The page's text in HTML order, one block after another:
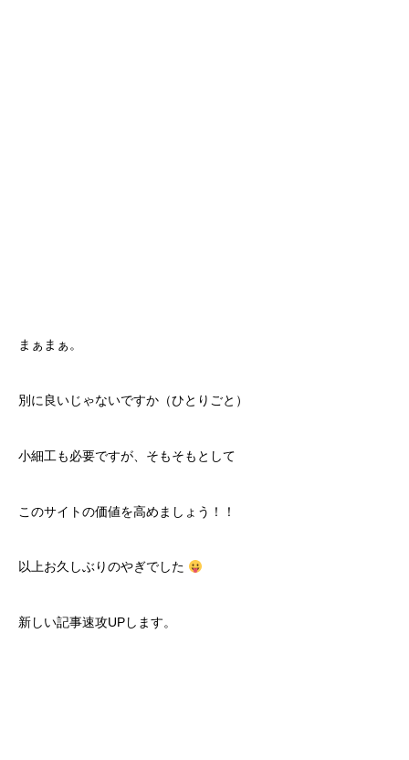
まぁまぁ。
別に良いじゃないですか（ひとりごと）
小細工も必要ですが、そもそもとして
このサイトの価値を高めましょう！！
以上お久しぶりのやぎでした
新しい記事速攻UPします。